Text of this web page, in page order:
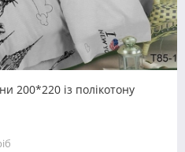
200*220 із полікотону